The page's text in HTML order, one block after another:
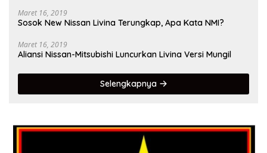
Maret 16, 2019
Sosok New Nissan Livina Terungkap, Apa Kata NMI?
Maret 16, 2019
Aliansi Nissan-Mitsubishi Luncurkan Livina Versi Mungil
Selengkapnya